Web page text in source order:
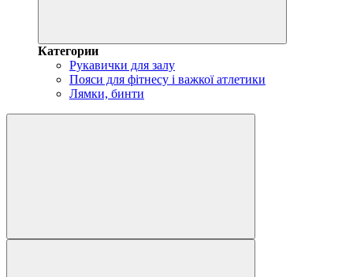
Категории
Рукавички для залу
Пояси для фітнесу і важкої атлетики
Лямки, бинти